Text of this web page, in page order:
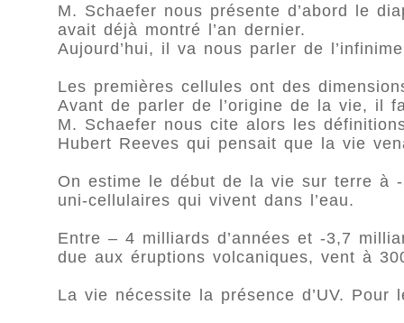
M. Schaefer nous présente d’abord le
avait déjà montré l’an dernier.
Aujourd’hui, il va nous parler de
Les premières cellules ont des
Avant de parler de l’origine de la vie, il
M. Schaefer nous cite alors les
Hubert Reeves qui pensait que la vie
On estime le début de la vie sur terre à
uni-cellulaires qui vivent dans l’eau.
Entre – 4 milliards d’années et -3,7
due aux éruptions volcaniques, vent à
La vie nécessite la présence d’UV. Pour